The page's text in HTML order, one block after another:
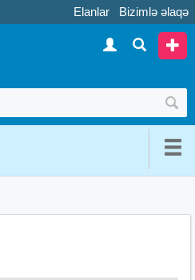
Elanlar Bizimlə əlaqə